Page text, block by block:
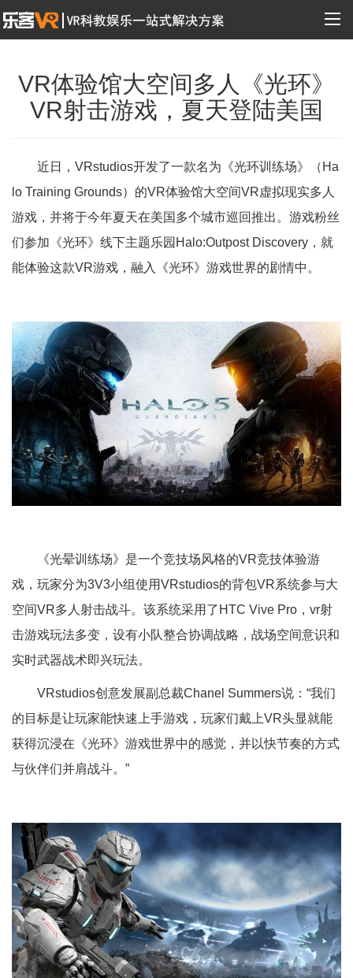
VR体验馆大空间多人《光环》
VR射击游戏，夏天登陆美国
近日，VRstudios开发了一款名为《光环训练场》（Ha
lo Training Grounds）的VR体验馆大空间VR虚拟现实多人
游戏，并将于今年夏天在美国多个城市巡回推出。游戏粉丝
们参加《光环》线下主题乐园Halo:Outpost Discovery，就
能体验这款VR游戏，融入《光环》游戏世界的剧情中。
《光晕训练场》是一个竞技场风格的VR竞技体验游
戏，玩家分为3V3小组使用VRstudios的背包VR系统参与大
空间VR多人射击战斗。该系统采用了HTC Vive Pro，vr射
击游戏玩法多变，设有小队整合协调战略，战场空间意识和
实时武器战术即兴玩法。
VRstudios创意发展副总裁Chanel Summers说：“我们
的目标是让玩家能快速上手游戏，玩家们戴上VR头显就能
获得沉浸在《光环》游戏世界中的感觉，并以快节奏的方式
与伙伴们并肩战斗。”